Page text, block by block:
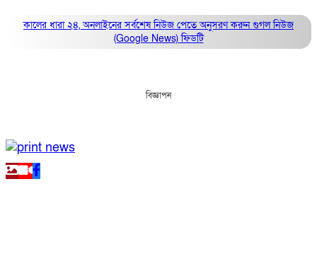
কালের ধারা ২৪, অনলাইনের সর্বশেষ নিউজ পেতে অনুসরণ করুনগুগল নিউজ
(Google News)ফিডটি
বিজ্ঞাপন